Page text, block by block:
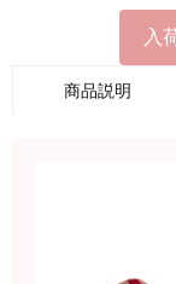
入
商品説明